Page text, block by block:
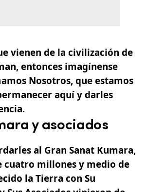
vienen de la civilización de
entonces imagínense
Nosotros, que estamos
aquí y darles
y asociados
al Gran Sanat Kumara,
cuatro millones y medio de
la Tierra con Su